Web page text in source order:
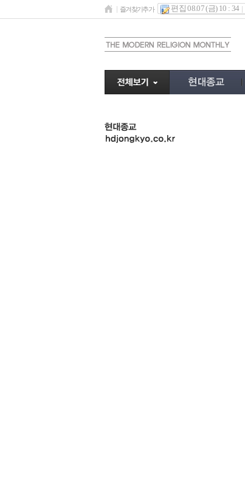
즐겨찾기추가 편집 08.07 (금) 10 : 34